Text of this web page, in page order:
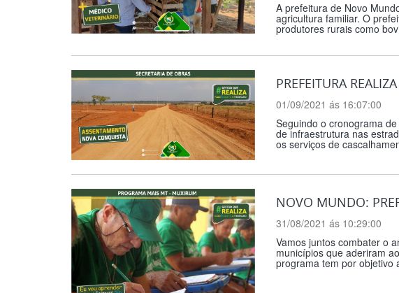
A prefeitura de Novo
agricultura familiar. O
produtores rurais como
PREFEITURA
01/09/2021 ás 16:07:00
Seguindo o cronograma
de infraestrutura nas
os serviços de
NOVO MUNDO:
31/08/2021 ás 10:29:00
Vamos juntos combater o
municípios que aderiram
programa tem por objetivo